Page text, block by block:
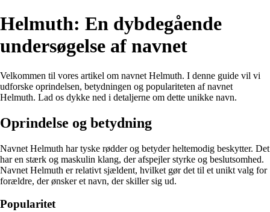
Helmuth: En dybdegående
undersøgelse af navnet
Velkommen til vores artikel om navnet Helmuth. I denne guide vil vi
udforske oprindelsen, betydningen og populariteten af navnet
Helmuth. Lad os dykke ned i detaljerne om dette unikke navn.
Oprindelse og betydning
Navnet Helmuth har tyske rødder og betyder heltemodig beskytter. Det
har en stærk og maskulin klang, der afspejler styrke og beslutsomhed.
Navnet Helmuth er relativt sjældent, hvilket gør det til et unikt valg for
forældre, der ønsker et navn, der skiller sig ud.
Popularitet